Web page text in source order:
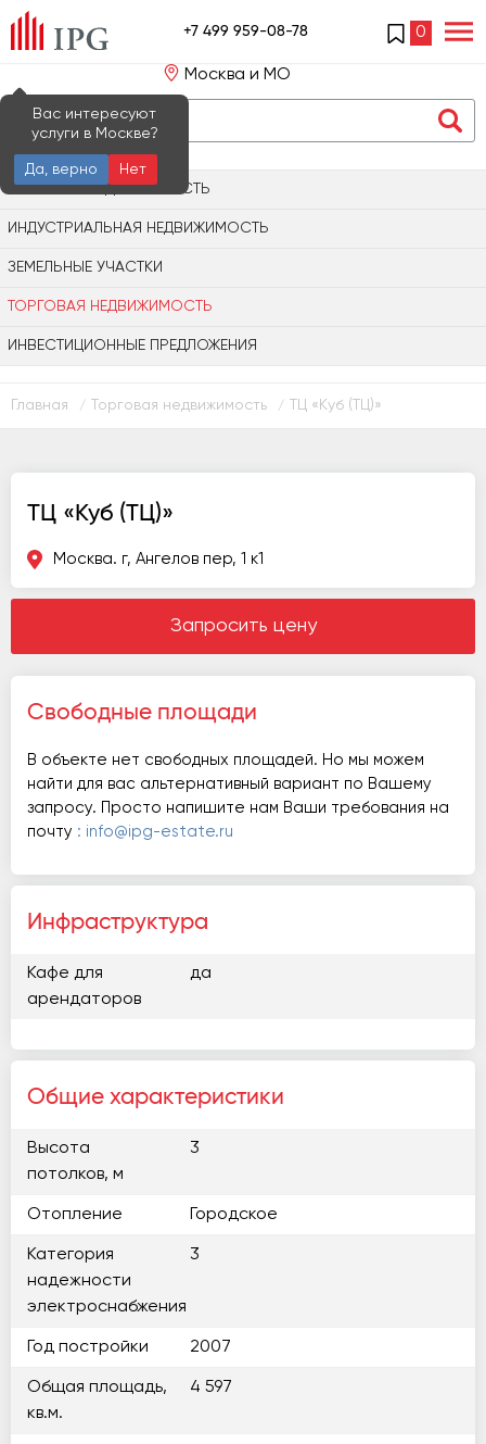
+7 499 959-08-78 0
Москва и МО
Вас интересуют
услуги в Москве?
Да, верно
Нет
ОФИСНАЯ НЕДВИЖИМОСТЬ
ИНДУСТРИАЛЬНАЯ НЕДВИЖИМОСТЬ
ЗЕМЕЛЬНЫЕ УЧАСТКИ
ТОРГОВАЯ НЕДВИЖИМОСТЬ
ИНВЕСТИЦИОННЫЕ ПРЕДЛОЖЕНИЯ
Главная / Торговая недвижимость / ТЦ «Куб (ТЦ)»
ТЦ «Куб (ТЦ)»
Москва. г, Ангелов пер, 1 к1
Запросить цену
Свободные площади
В объекте нет свободных площадей. Но мы можем
найти для вас альтернативный вариант по Вашему
запросу. Просто напишите нам Ваши требования на
почту : info@ipg-estate.ru
Инфраструктура
Кафе для
арендаторов
да
Общие характеристики
Высота
потолков, м
3
Отопление Городское
Категория
надежности
электроснабжения
3
Год постройки 2007
Общая площадь,
кв.м.
4 597